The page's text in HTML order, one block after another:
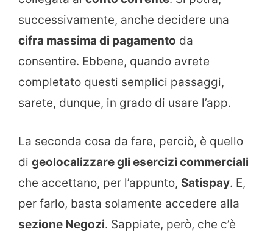
successivamente, anche decidere una
cifra massima di pagamento da
consentire. Ebbene, quando avrete
completato questi semplici passaggi,
sarete, dunque, in grado di usare l’app.
La seconda cosa da fare, perciò, è quello
di geolocalizzare gli esercizi commerciali
che accettano, per l’appunto, Satispay. E,
per farlo, basta solamente accedere alla
sezione Negozi. Sappiate, però, che c’è